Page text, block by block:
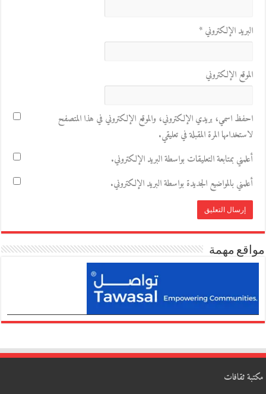
البريد الإلكتروني*
الموقع الإلكتروني
احفظ اسمي، بريدي الإلكتروني، والموقع الإلكتروني في هذا المتصفح
لاستخدامها المرة المقبلة في تعليقي.
أعلمني بمتابعة التعليقات بواسطة البريد الإلكتروني.
أعلمني بالمواضيع الجديدة بواسطة البريد الإلكتروني.
مواقع مهمة
مكتبة ثقافات